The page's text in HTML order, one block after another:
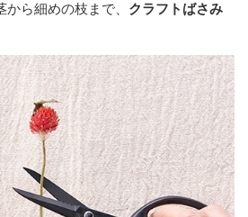
ら細めの枝まで、 クラフトばさみ